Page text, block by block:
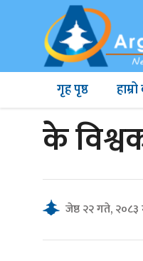
गृह पृष्ठ
के
जेष्ठ २२ गते, २०८३